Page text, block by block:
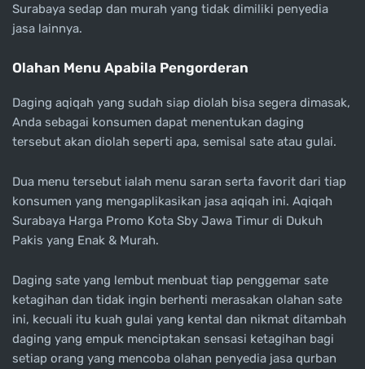
Surabaya sedap dan murah yang tidak dimiliki penyedia
jasa lainnya.
Olahan Menu Apabila Pengorderan
Daging aqiqah yang sudah siap diolah bisa segera dimasak,
Anda sebagai konsumen dapat menentukan daging
tersebut akan diolah seperti apa, semisal sate atau gulai.
Dua menu tersebut ialah menu saran serta favorit dari tiap
konsumen yang mengaplikasikan jasa aqiqah ini. Aqiqah
Surabaya Harga Promo Kota Sby Jawa Timur di Dukuh
Pakis yang Enak & Murah.
Daging sate yang lembut menbuat tiap penggemar sate
ketagihan dan tidak ingin berhenti merasakan olahan sate
ini, kecuali itu kuah gulai yang kental dan nikmat ditambah
daging yang empuk menciptakan sensasi ketagihan bagi
setiap orang yang mencoba olahan penyedia jasa qurban